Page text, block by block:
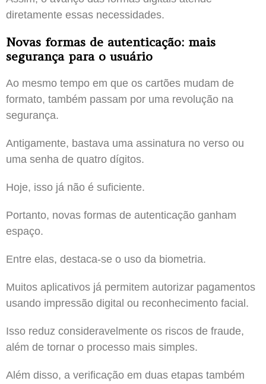
diretamente essas necessidades.
Novas formas de autenticação: mais
segurança para o usuário
Ao mesmo tempo em que os cartões mudam de
formato, também passam por uma revolução na
segurança.
Antigamente, bastava uma assinatura no verso ou
uma senha de quatro dígitos.
Hoje, isso já não é suficiente.
Portanto, novas formas de autenticação ganham
espaço.
Entre elas, destaca-se o uso da biometria.
Muitos aplicativos já permitem autorizar pagamentos
usando impressão digital ou reconhecimento facial.
Isso reduz consideravelmente os riscos de fraude,
além de tornar o processo mais simples.
Além disso, a verificação em duas etapas também